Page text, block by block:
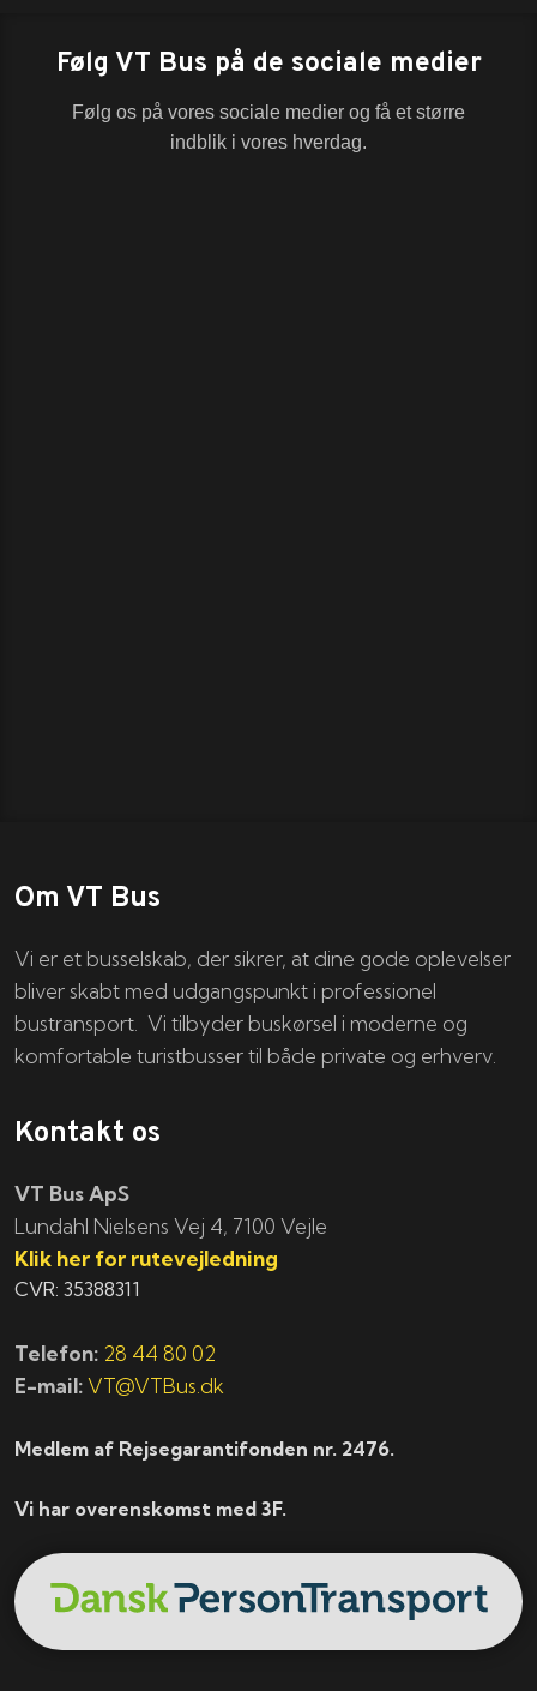
Følg VT Bus på de sociale medier
Følg os på vores sociale medier og få et større
indblik i vores hverdag.
Om VT Bus
Vi er et busselskab, der sikrer, at dine gode oplevelser
bliver skabt med udgangspunkt i professionel
bustransport. Vi tilbyder buskørsel i moderne og
komfortable turistbusser til både private og erhverv.
Kontakt os
VT Bus ApS
​​​Lundahl Nielsens Vej 4, 7100 Vejle
Klik her for rutevejledning
CVR: 35388311
Telefon: 28 44 80 02
E-mail: VT@VTBus.dk
Medlem af Rejsegarantifonden nr. 2476.
Vi har overenskomst med 3F.